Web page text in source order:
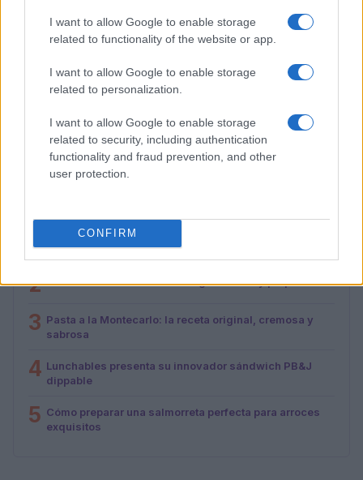
I want to allow Google to enable storage
related to functionality of the website or app.
I want to allow Google to enable storage
related to personalization.
I want to allow Google to enable storage
related to security, including authentication
functionality and fraud prevention, and other
user protection.
CONFIRM
Cómo preparar una salmorreta perfecta para arroces
Cinco destinos gastronómicos para disfrutar del
verano
2 Cómo hacer sushi de oreo: ingredientes y preparación
3 Pasta a la Montecarlo: la receta original, cremosa y
sabrosa
4 Lunchables presenta su innovador sándwich PB&J
dippable
5 Cómo preparar una salmorreta perfecta para arroces
exquisitos